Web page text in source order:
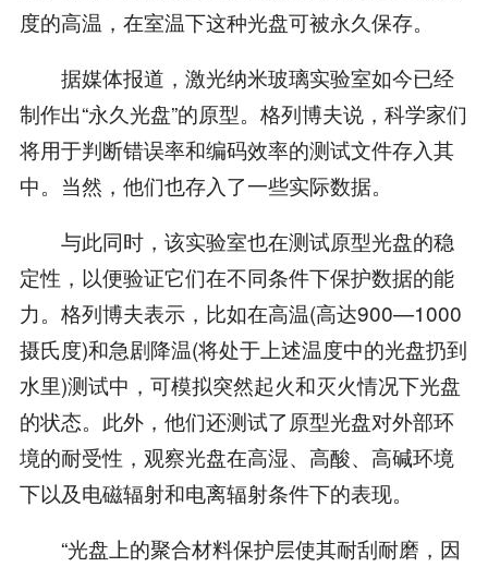
度的高温，在室温下这种光盘可被永久保存。
据媒体报道，激光纳米玻璃实验室如今已经
制作出“永久光盘”的原型。格列博夫说，科学家们
将用于判断错误率和编码效率的测试文件存入其
中。当然，他们也存入了一些实际数据。
与此同时，该实验室也在测试原型光盘的稳
定性，以便验证它们在不同条件下保护数据的能
力。格列博夫表示，比如在高温(高达900—1000
摄氏度)和急剧降温(将处于上述温度中的光盘扔到
水里)测试中，可模拟突然起火和灭火情况下光盘
的状态。此外，他们还测试了原型光盘对外部环
境的耐受性，观察光盘在高湿、高酸、高碱环境
下以及电磁辐射和电离辐射条件下的表现。
“光盘上的聚合材料保护层使其耐刮耐磨，因